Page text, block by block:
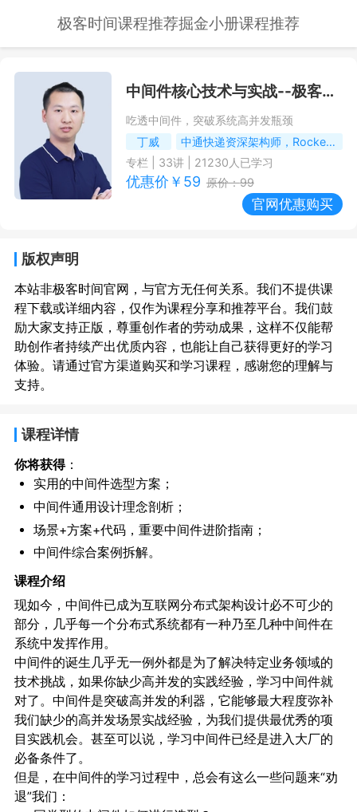
极客时间课程推荐掘金小册课程推荐
中间件核心技术与实战--极客时间课程推荐/优惠
吃透中间件，突破系统高并发瓶颈
丁威
中通快递资深架构师，RocketMQ社区首席布道师
专栏
33讲 | 21230 人已学习
优惠价￥ 59 原价：99
官网优惠购买
版权声明
本站非极客时间官网，与官方无任何关系。我们不提供课
程下载或详细内容，仅作为课程分享和推荐平台。我们鼓
励大家支持正版，尊重创作者的劳动成果，这样不仅能帮
助创作者持续产出优质内容，也能让自己获得更好的学习
体验。请通过官方渠道购买和学习课程，感谢您的理解与
支持。
课程详情
你将获得：
实用的中间件选型方案；
中间件通用设计理念剖析；
场景+方案+代码，重要中间件进阶指南；
中间件综合案例拆解。
课程介绍
现如今，中间件已成为互联网分布式架构设计必不可少的
部分，几乎每一个分布式系统都有一种乃至几种中间件在
系统中发挥作用。
中间件的诞生几乎无一例外都是为了解决特定业务领域的
技术挑战，如果你缺少高并发的实践经验，学习中间件就
对了。中间件是突破高并发的利器，它能够最大程度弥补
我们缺少的高并发场景实战经验，为我们提供最优秀的项
目实践机会。甚至可以说，学习中间件已经是进入大厂的
必备条件了。
但是，在中间件的学习过程中，总会有这么一些问题来“劝
退”我们：